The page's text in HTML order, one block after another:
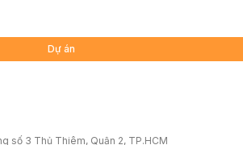
Dự án
số 3 Thủ Thiêm, Quận 2, TP.HCM